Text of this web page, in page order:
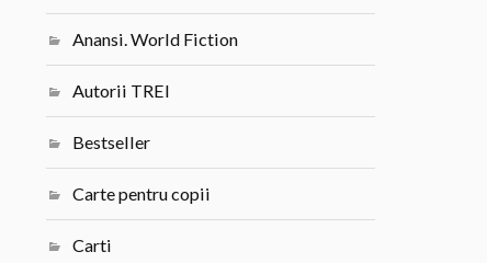
Anansi. World Fiction
Autorii TREI
Bestseller
Carte pentru copii
Carti